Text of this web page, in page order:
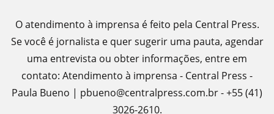
O atendimento à imprensa é feito pela Central Press.
Se você é jornalista e quer sugerir uma pauta, agendar
uma entrevista ou obter informações, entre em
contato: Atendimento à imprensa - Central Press -
Paula Bueno | pbueno@centralpress.com.br - +55 (41)
3026-2610.